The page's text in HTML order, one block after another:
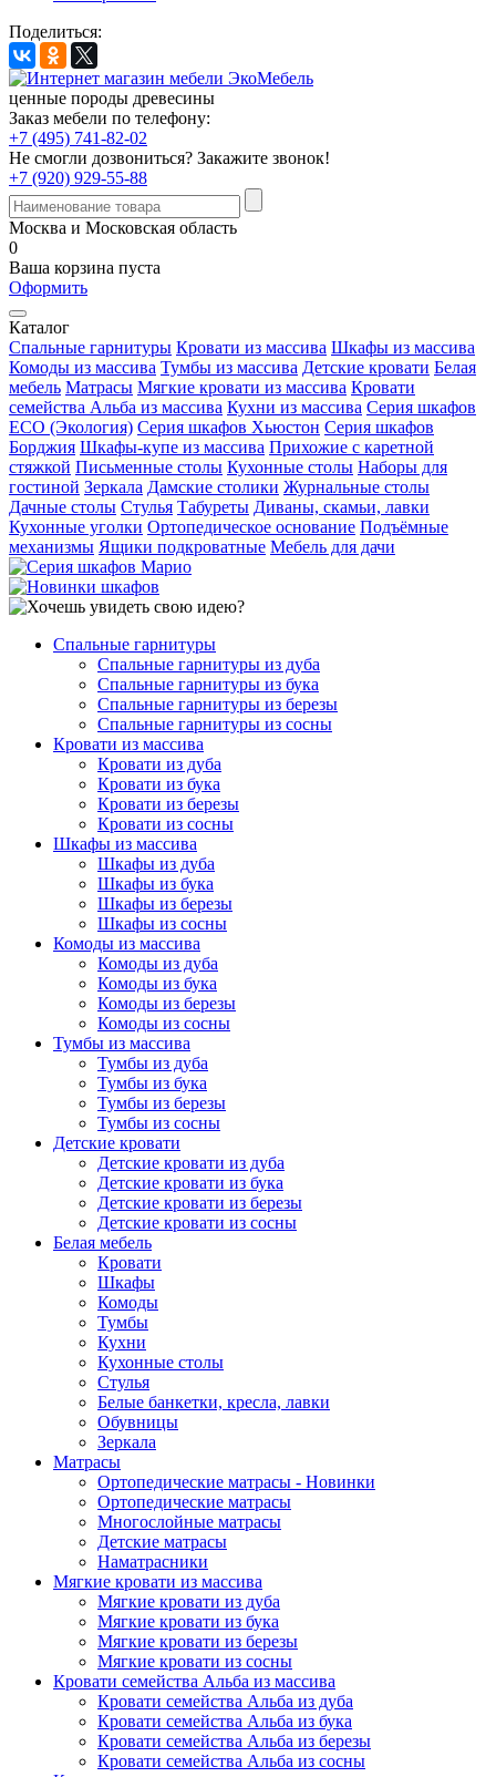
Поделиться:
ценные породы древесины
Заказ мебели по телефону:
+7 (495) 741-82-02
Не смогли дозвониться? Закажите звонок!
+7 (920) 929-55-88
Москва и Московская область
0
Ваша корзина пуста
Оформить
Каталог
Спальные гарнитуры Кровати из массива Шкафы из массива
Комоды из массива Тумбы из массива Детские кровати Белая
мебель Матрасы Мягкие кровати из массива Кровати
семейства Альба из массива Кухни из массива Серия шкафов
ECO (Экология) Серия шкафов Хьюстон Серия шкафов
Борджия Шкафы-купе из массива Прихожие с каретной
стяжкой Письменные столы Кухонные столы Наборы для
гостиной Зеркала Дамские столики Журнальные столы
Дачные столы Стулья Табуреты Диваны, скамьи, лавки
Кухонные уголки Ортопедическое основание Подъёмные
механизмы Ящики подкроватные Мебель для дачи
Спальные гарнитуры
Спальные гарнитуры из дуба
Спальные гарнитуры из бука
Спальные гарнитуры из березы
Спальные гарнитуры из сосны
Кровати из массива
Кровати из дуба
Кровати из бука
Кровати из березы
Кровати из сосны
Шкафы из массива
Шкафы из дуба
Шкафы из бука
Шкафы из березы
Шкафы из сосны
Комоды из массива
Комоды из дуба
Комоды из бука
Комоды из березы
Комоды из сосны
Тумбы из массива
Тумбы из дуба
Тумбы из бука
Тумбы из березы
Тумбы из сосны
Детские кровати
Детские кровати из дуба
Детские кровати из бука
Детские кровати из березы
Детские кровати из сосны
Белая мебель
Кровати
Шкафы
Комоды
Тумбы
Кухни
Кухонные столы
Стулья
Белые банкетки, кресла, лавки
Обувницы
Зеркала
Матрасы
Ортопедические матрасы - Новинки
Ортопедические матрасы
Многослойные матрасы
Детские матрасы
Наматрасники
Мягкие кровати из массива
Мягкие кровати из дуба
Мягкие кровати из бука
Мягкие кровати из березы
Мягкие кровати из сосны
Кровати семейства Альба из массива
Кровати семейства Альба из дуба
Кровати семейства Альба из бука
Кровати семейства Альба из березы
Кровати семейства Альба из сосны